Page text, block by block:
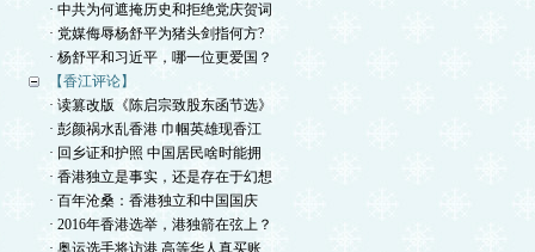
· 中共为何遮掩历史和拒绝党庆贺词
· 党媒侮辱杨舒平为猪头剑指何方?
· 杨舒平和习近平，哪一位更爱国？
【香江评论】
· 读篡改版《陈启宗致股东函节选》
· 彭颜祸水乱香港 巾帼英雄现香江
· 回乡证和护照 中国居民啥时能拥
· 香港独立是事实，还是存在于幻想
· 百年沧桑：香港独立和中国国庆
· 2016年香港选举，港独箭在弦上？
· 奥运选手将访港 高等华人真买账